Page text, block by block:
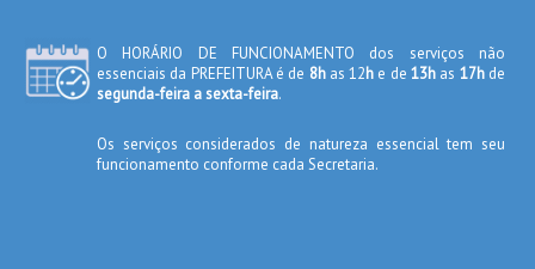
O HORÁRIO DE FUNCIONAMENTO dos serviços não
essenciais da PREFEITURA é de 8has 12h e de 13h as 17hde
segunda-feira a sexta-feira.
Os serviços considerados de natureza essencial tem seu
funcionamento conforme cada Secretaria.